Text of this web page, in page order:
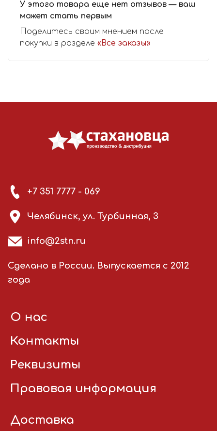
У этого товара еще нет отзывов — ваш
может стать первым
Поделитесь своим мнением после
покупки в разделе «Все заказы»
+7 351 7777 - 069
Челябинск, ул. Турбинная, 3
info@2stn.ru
Сделано в России. Выпускается с 2012
года
О нас
Контакты
Реквизиты
Правовая информация
Доставка